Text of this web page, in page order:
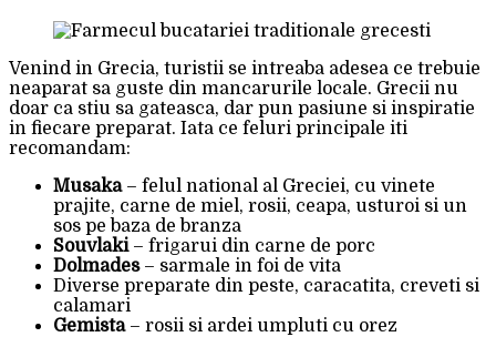
Venind in Grecia, turistii se intreaba adesea ce trebuie
neaparat sa guste din mancarurile locale. Grecii nu
doar ca stiu sa gateasca, dar pun pasiune si inspiratie
in fiecare preparat. Iata ce feluri principale iti
recomandam:
Musaka– felul national al Greciei, cu vinete
prajite, carne de miel, rosii, ceapa, usturoi si un
sos pe baza de branza
Souvlaki– frigarui din carne de porc
Dolmades– sarmale in foi de vita
Diverse preparate din peste, caracatita, creveti si
calamari
Gemista– rosii si ardei umpluti cu orez